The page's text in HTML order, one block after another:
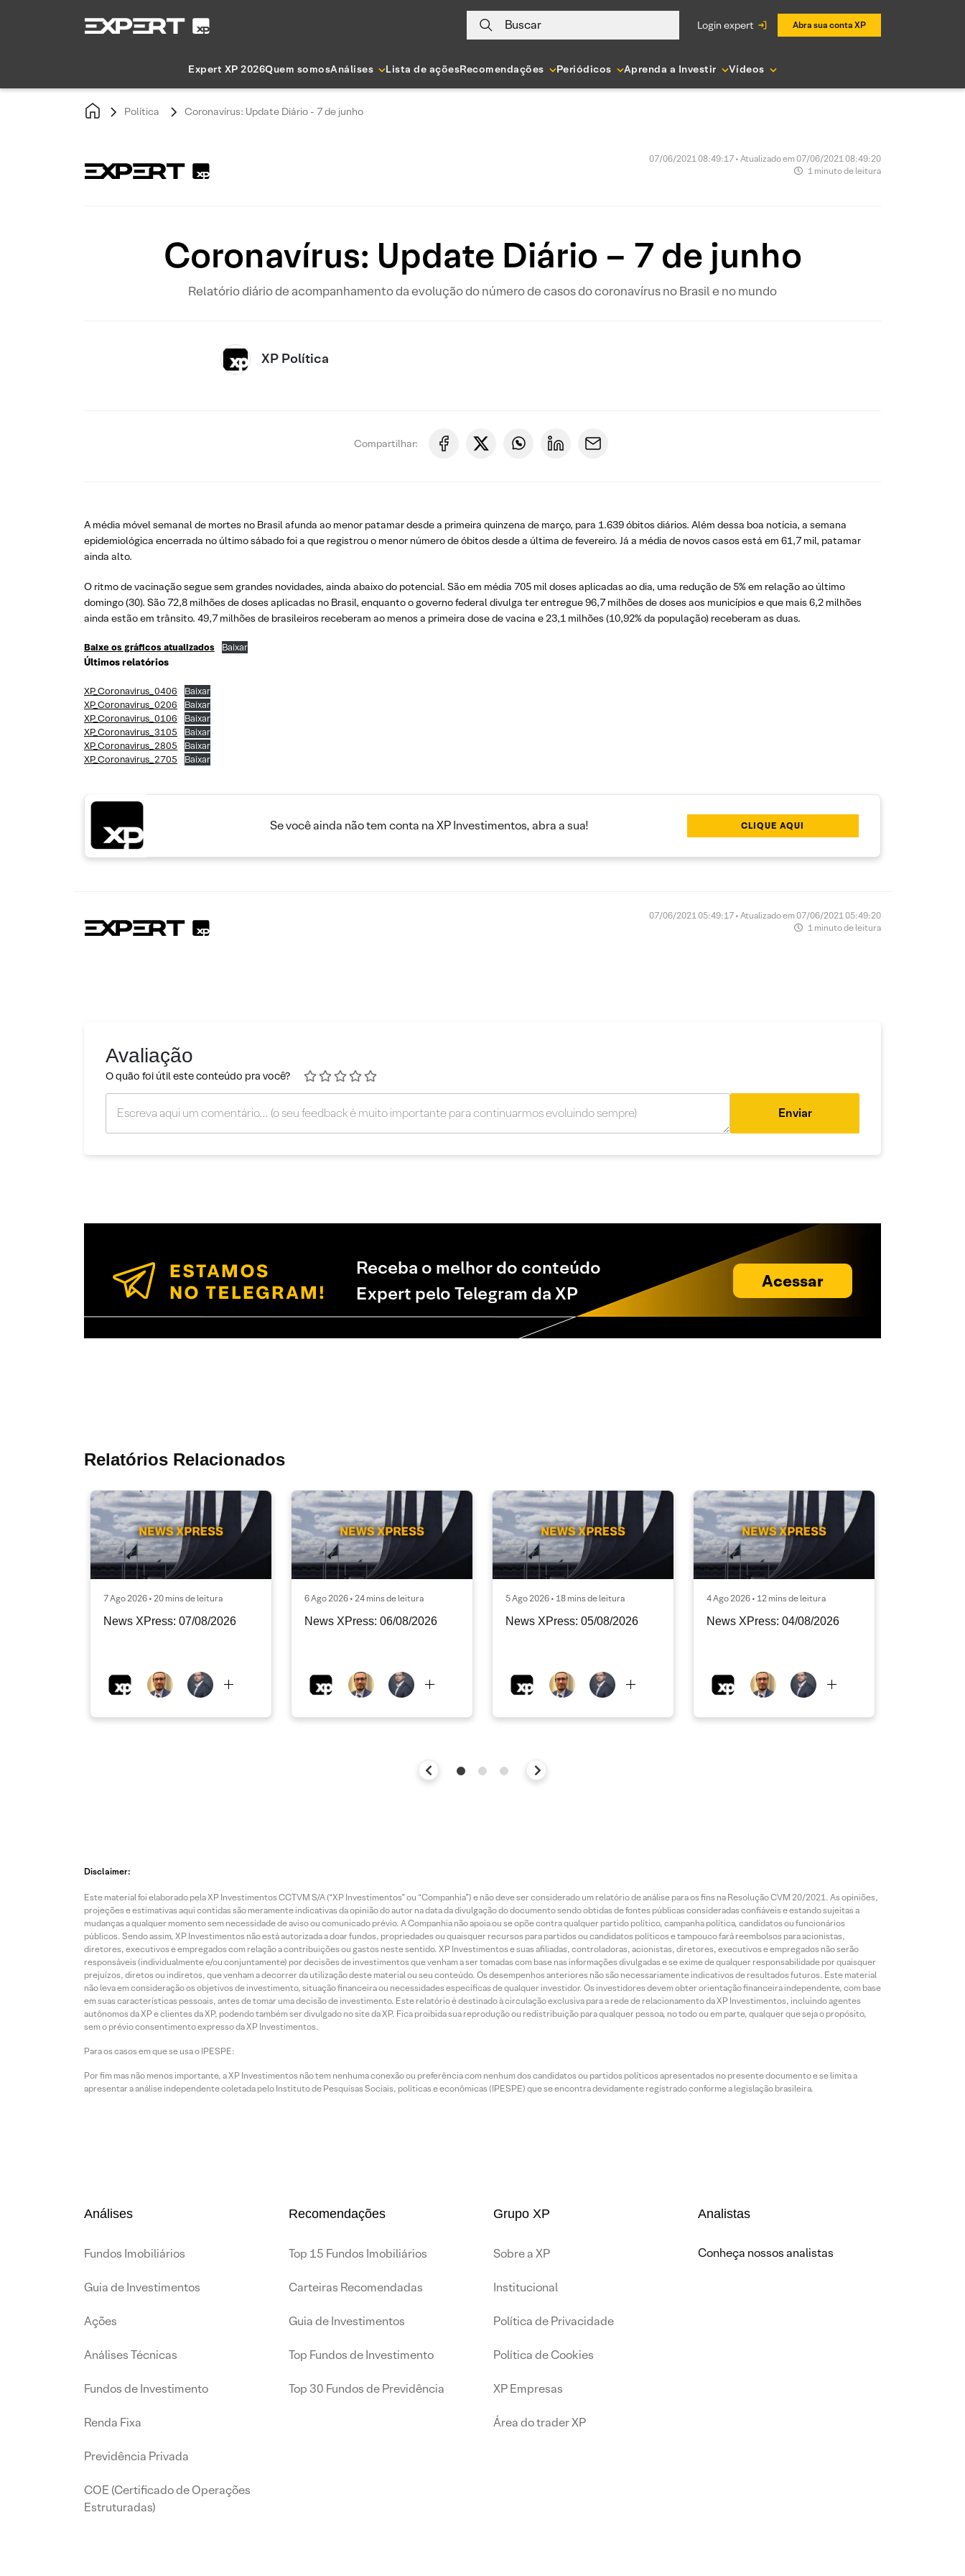
Buscar login expert Abra sua conta XP
Expert XP 2026Quem somosAnálises Lista de açõesRecomendações Periódicos Aprenda a Investir Vídeos
Política Coronavírus: Update Diário - 7 de junho
07/06/2021 08:49:17 • Atualizado em 07/06/2021 08:49:20
1 minuto de leitura
Coronavírus: Update Diário – 7 de junho
Relatório diário de acompanhamento da evolução do número de casos do coronavírus no Brasil e no mundo
XP Política
Compartilhar:
A média móvel semanal de mortes no Brasil afunda ao menor patamar desde a primeira quinzena de março, para 1.639 óbitos diários. Além dessa boa notícia, a semana
epidemiológica encerrada no último sábado foi a que registrou o menor número de óbitos desde a última de fevereiro. Já a média de novos casos está em 61,7 mil, patamar
ainda alto.
O ritmo de vacinação segue sem grandes novidades, ainda abaixo do potencial. São em média 705 mil doses aplicadas ao dia, uma redução de 5% em relação ao último
domingo (30). São 72,8 milhões de doses aplicadas no Brasil, enquanto o governo federal divulga ter entregue 96,7 milhões de doses aos municípios e que mais 6,2 milhões
ainda estão em trânsito. 49,7 milhões de brasileiros receberam ao menos a primeira dose de vacina e 23,1 milhões (10,92% da população) receberam as duas.
Baixe os gráficos atualizados Baixar
Últimos relatórios
XP_Coronavirus_0406
Baixar
XP_Coronavirus_0206
Baixar
XP_Coronavirus_0106
Baixar
XP_Coronavirus_3105
Baixar
XP_Coronavirus_2805
Baixar
XP_Coronavirus_2705
Baixar
Se você ainda não tem conta na XP Investimentos, abra a sua! CLIQUE AQUI
07/06/2021 05:49:17 • Atualizado em 07/06/2021 05:49:20
1 minuto de leitura
Avaliação
O quão foi útil este conteúdo pra você?
Enviar
Receba o melhor do conteúdo
Expert pelo Telegram da XP
Acessar
Relatórios Relacionados
7 Ago 2026 • 20 mins de leitura
News XPress: 07/08/2026
6 Ago 2026 • 24 mins de leitura
News XPress: 06/08/2026
5 Ago 2026 • 18 mins de leitura
News XPress: 05/08/2026
4 Ago 2026 • 12 mins de leitura
News XPress: 04/08/2026
Disclaimer:
Este material foi elaborado pela XP Investimentos CCTVM S/A (“XP Investimentos” ou “Companhia”) e não deve ser considerado um relatório de análise para os fins na Resolução CVM 20/2021. As opiniões,
projeções e estimativas aqui contidas são meramente indicativas da opinião do autor na data da divulgação do documento sendo obtidas de fontes públicas consideradas confiáveis e estando sujeitas a
mudanças a qualquer momento sem necessidade de aviso ou comunicado prévio. A Companhia não apoia ou se opõe contra qualquer partido político, campanha política, candidatos ou funcionários
públicos. Sendo assim, XP Investimentos não está autorizada a doar fundos, propriedades ou quaisquer recursos para partidos ou candidatos políticos e tampouco fará reembolsos para acionistas,
diretores, executivos e empregados com relação a contribuições ou gastos neste sentido. XP Investimentos e suas afiliadas, controladoras, acionistas, diretores, executivos e empregados não serão
responsáveis (individualmente e/ou conjuntamente) por decisões de investimentos que venham a ser tomadas com base nas informações divulgadas e se exime de qualquer responsabilidade por quaisquer
prejuízos, diretos ou indiretos, que venham a decorrer da utilização deste material ou seu conteúdo. Os desempenhos anteriores não são necessariamente indicativos de resultados futuros. Este material
não leva em consideração os objetivos de investimento, situação financeira ou necessidades específicas de qualquer investidor. Os investidores devem obter orientação financeira independente, com base
em suas características pessoais, antes de tomar uma decisão de investimento. Este relatório é destinado à circulação exclusiva para a rede de relacionamento da XP Investimentos, incluindo agentes
autônomos da XP e clientes da XP, podendo também ser divulgado no site da XP. Fica proibida sua reprodução ou redistribuição para qualquer pessoa, no todo ou em parte, qualquer que seja o propósito,
sem o prévio consentimento expresso da XP Investimentos.
Para os casos em que se usa o IPESPE:
Por fim mas não menos importante, a XP Investimentos não tem nenhuma conexão ou preferência com nenhum dos candidatos ou partidos políticos apresentados no presente documento e se limita a
apresentar a análise independente coletada pelo Instituto de Pesquisas Sociais, políticas e econômicas (IPESPE) que se encontra devidamente registrado conforme a legislação brasileira.
Análises
Fundos Imobiliários
Guia de Investimentos
Ações
Análises Técnicas
Fundos de Investimento
Renda Fixa
Previdência Privada
COE (Certificado de Operações
Estruturadas)
Recomendações
Top 15 Fundos Imobiliários
Carteiras Recomendadas
Guia de Investimentos
Top Fundos de Investimento
Top 30 Fundos de Previdência
Grupo XP
Sobre a XP
Institucional
Política de Privacidade
Política de Cookies
XP Empresas
Área do trader XP
Analistas
Conheça nossos analistas